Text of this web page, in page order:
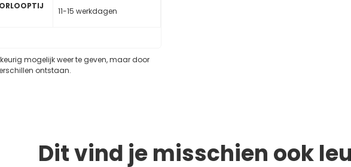
11-15 werkdagen
mogelijk weer te geven, maar door
ontstaan.
Dit vind je misschien ook